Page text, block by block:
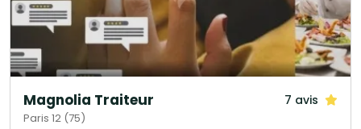
Magnolia Traiteur 7 avis
Paris 12 (75)